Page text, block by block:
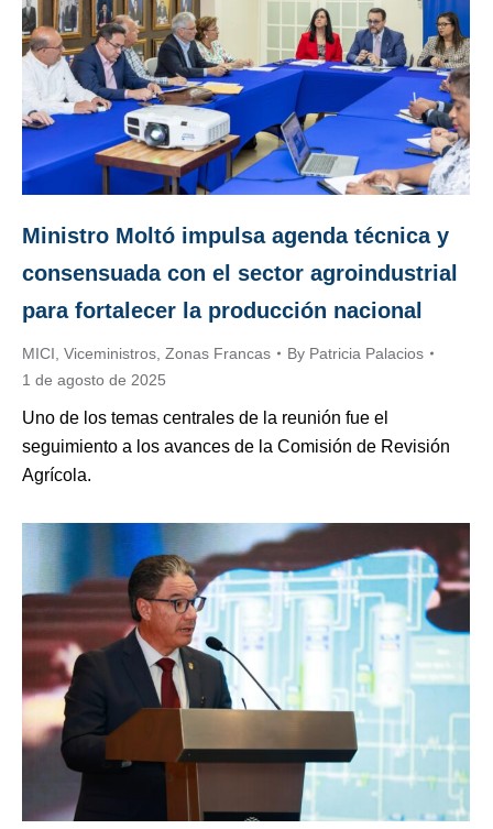
Ministro Moltó impulsa agenda técnica y
consensuada con el sector agroindustrial
para fortalecer la producción nacional
MICI Viceministros Zonas Francas By Patricia Palacios
1 de agosto de 2025
Uno de los temas centrales de la reunión fue el
seguimiento a los avances de la Comisión de Revisión
Agrícola.